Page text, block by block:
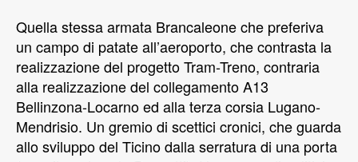
Quella stessa armata Brancaleone che preferiva
un campo di patate all’aeroporto, che contrasta la
realizzazione del progetto Tram-Treno, contraria
alla realizzazione del collegamento A13
Bellinzona-Locarno ed alla terza corsia Lugano-
Mendrisio. Un gremio di scettici cronici, che guarda
allo sviluppo del Ticino dalla serratura di una porta